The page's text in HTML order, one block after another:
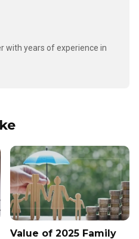
with years of experience in
Value of 2025 Family